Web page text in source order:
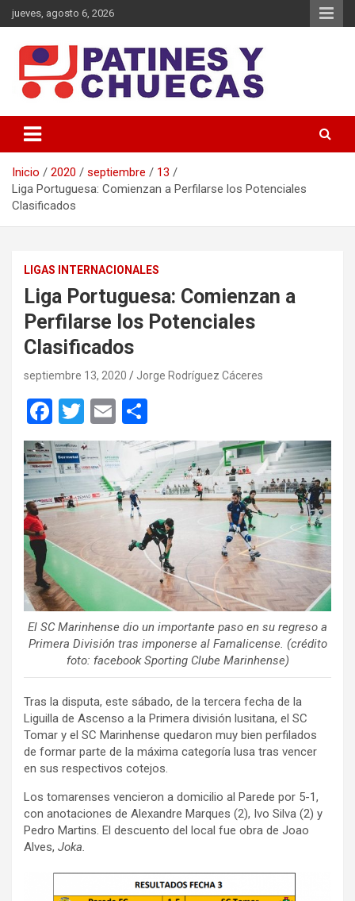
Saltar
al
jueves, agosto 6, 2026
Patines y Chuecas
Inicio 2020 septiembre
13
Liga Portuguesa: Comienzan a Perfilarse los Potenciales
Clasificados
LIGAS INTERNACIONALES
Liga Portuguesa: Comienzan a
Perfilarse los Potenciales
Clasificados
septiembre 13, 2020 Jorge Rodríguez Cáceres
F
a
ce
b
o
o
k
T
wi
tt
er
E
m
ail
o
m
p
ar
tir
El SC Marinhense dio un importante paso en su regreso a
Primera División tras imponerse al Famalicense. (crédito
foto: facebook Sporting Clube Marinhense)
Tras la disputa, este sábado, de la tercera fecha de la
Liguilla de Ascenso a la Primera división lusitana, el SC
Tomar y el SC Marinhense quedaron muy bien perfilados
de formar parte de la máxima categoría lusa tras vencer
en sus respectivos cotejos.
Los tomarenses vencieron a domicilio al Parede por 5-1,
con anotaciones de Alexandre Marques (2), Ivo Silva (2) y
Pedro Martins. El descuento del local fue obra de Joao
Alves, Joka.